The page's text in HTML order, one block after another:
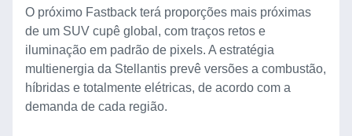
O próximo Fastback terá proporções mais próximas
de um SUV cupê global, com traços retos e
iluminação em padrão de pixels. A estratégia
multienergia da Stellantis prevê versões a combustão,
híbridas e totalmente elétricas, de acordo com a
demanda de cada região.